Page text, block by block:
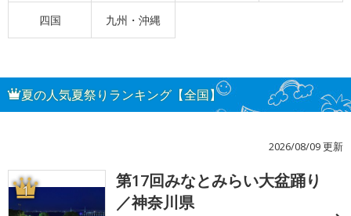
四国 九州・沖縄
夏の人気夏祭りランキング【全国】
2026/08/09 更新
1
第17回みなとみらい大盆踊り
／神奈川県